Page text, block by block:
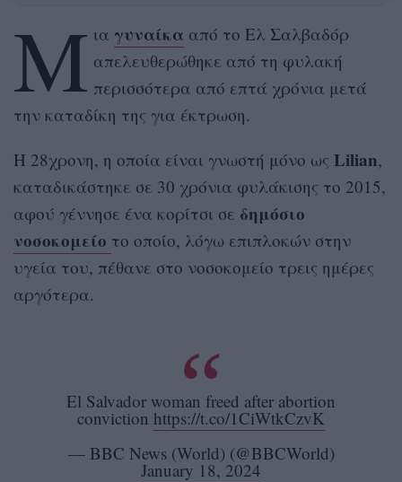
Μ ια γυναίκααπό το Ελ Σαλβαδόρ
απελευθερώθηκε από τη φυλακή
περισσότερα από επτά χρόνια μετά
την καταδίκη της για έκτρωση.
Η 28χρονη, η οποία είναι γνωστή μόνο ως Lilian,
καταδικάστηκε σε 30 χρόνια φυλάκισης το 2015,
αφού γέννησε ένα κορίτσι σε δημόσιο
νοσοκομείο το οποίο, λόγω επιπλοκών στην
υγεία του, πέθανε στο νοσοκομείο τρεις ημέρες
αργότερα.
El Salvador woman freed after abortion
conviction https://t.co/1CiWtkCzvK
— BBC News (World) (@BBCWorld)
January 18, 2024